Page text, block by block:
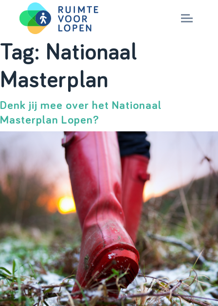
Skip
to
content
NIEUWS
PARTNERS
CITY DEAL
MAGAZINES
Nationaal Masterplan
Tag: Nationaal
Masterplan
Denk jij mee over het Nationaal
Masterplan Lopen?